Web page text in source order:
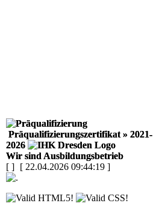
Präqualifizierungszertifikat » 2021-
2026
Wir sind Ausbildungsbetrieb
[ ] [ 22.04.2026 09:44:19 ]